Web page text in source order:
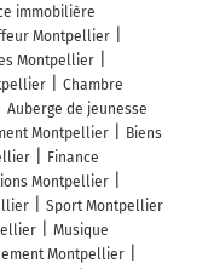
immobilière
Montpellier
Montpellier
Chambre
Auberge de jeunesse
Montpellier
Biens
Finance
Montpellier
Sport Montpellier
Musique
Montpellier